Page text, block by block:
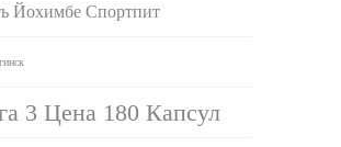
Йохимбе Спортпит
3 Цена 180 Капсул